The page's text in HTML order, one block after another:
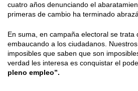
cuatro años denunciando el
primeras de cambio ha terminado
En suma, en campaña electoral se trata
embaucando a los ciudadanos.
imposibles que saben que son
verdad les interesa es conquistar el
pleno empleo”.